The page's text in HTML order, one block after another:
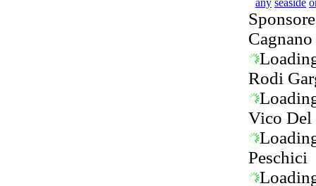
any seaside
Rodi
Vico Del
Peschici